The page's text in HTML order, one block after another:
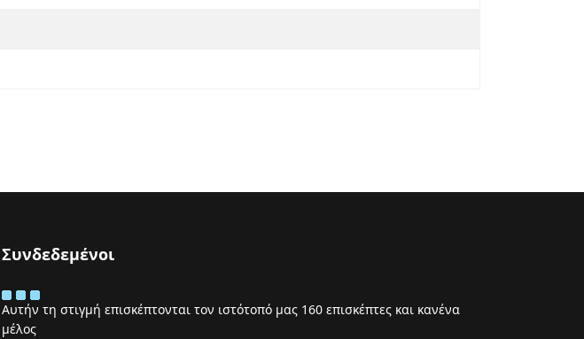
Συνδεδεμένοι
Αυτήν τη στιγμή επισκέπτονται τον ιστότοπό μας 160 επισκέπτες και κανένα
μέλος